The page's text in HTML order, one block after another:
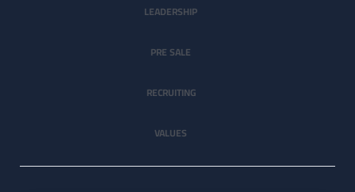
LEADERSHIP
PRE SALE
RECRUITING
VALUES